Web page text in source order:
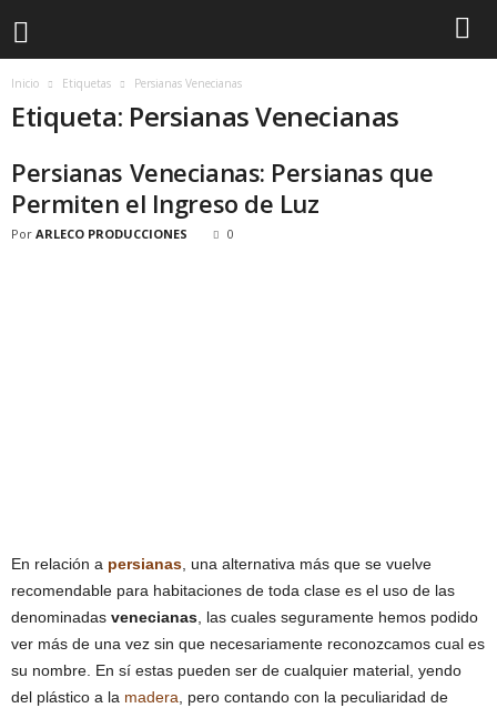
Inicio Etiquetas Persianas Venecianas
Etiqueta: Persianas Venecianas
Persianas Venecianas: Persianas que
Permiten el Ingreso de Luz
Por ARLECO PRODUCCIONES 0
En relación a persianas , una alternativa más que se vuelve
recomendable para habitaciones de toda clase es el uso de las
denominadas venecianas , las cuales seguramente hemos podido
ver más de una vez sin que necesariamente reconozcamos cual es
su nombre. En sí estas pueden ser de cualquier material, yendo
del plástico a la madera , pero contando con la peculiaridad de